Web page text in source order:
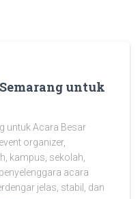
untuk
untuk Acara Besar
organizer,
kampus, sekolah,
acara
jelas, stabil, dan